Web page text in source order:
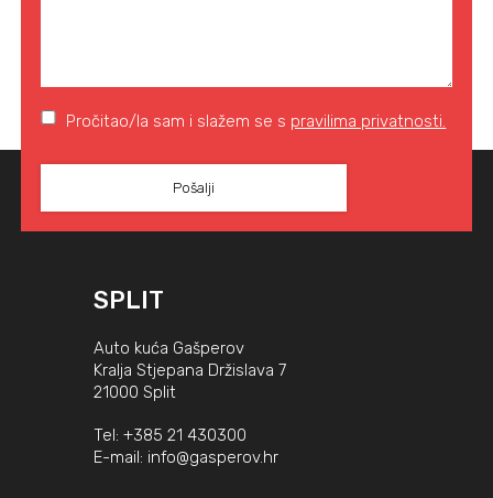
Pročitao/la sam i slažem se s pravilima privatnosti.
SPLIT
Auto kuća Gašperov
Kralja Stjepana Držislava 7
21000 Split
Tel: +385 21 430300
E-mail: info@gasperov.hr